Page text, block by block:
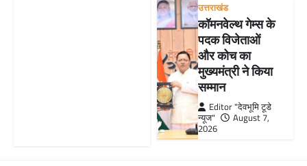
उत्तराखंड
कॉमनवेल्थ गेम्स के
पदक विजेताओं
और कोच का
मुख्यमंत्री ने किया
सम्मान
Editor "देवभूमि टूडे
न्यूज"
August 7,
2026